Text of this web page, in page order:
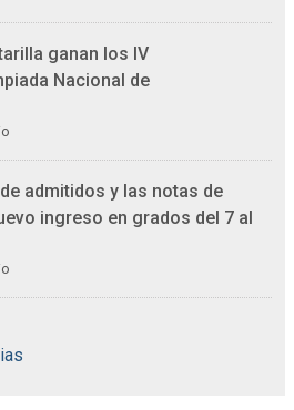
ganan los IV
Nacional de
admitidos y las notas de
ingreso en grados del 7 al